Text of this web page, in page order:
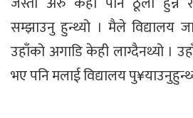
सम्झाउनु हुन्थ्यो । मैले विद्यालय
उहाँको अगाडि केही लाग्दैनथ्यो ।
भए पनि मलाई विद्यालय